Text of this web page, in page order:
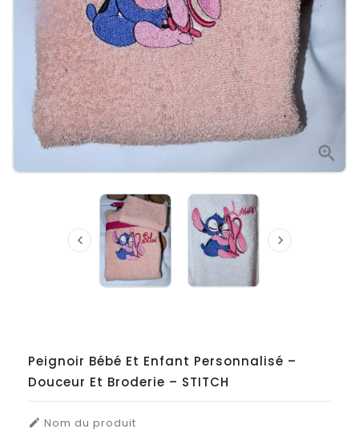

 
Peignoir Bébé Et Enfant Personnalisé –
Douceur Et Broderie – STITCH
 Nom du produit